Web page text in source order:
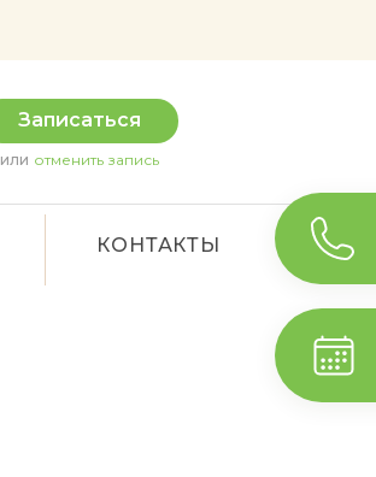
Записаться
или отменить запись
КОНТАКТЫ